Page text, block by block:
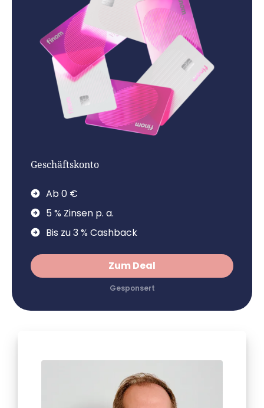
Geschäftskonto
Ab 0 €
5 % Zinsen p. a.
Bis zu 3 % Cashback
Zum Deal